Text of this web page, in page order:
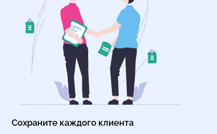
Сохраните каждого клиента